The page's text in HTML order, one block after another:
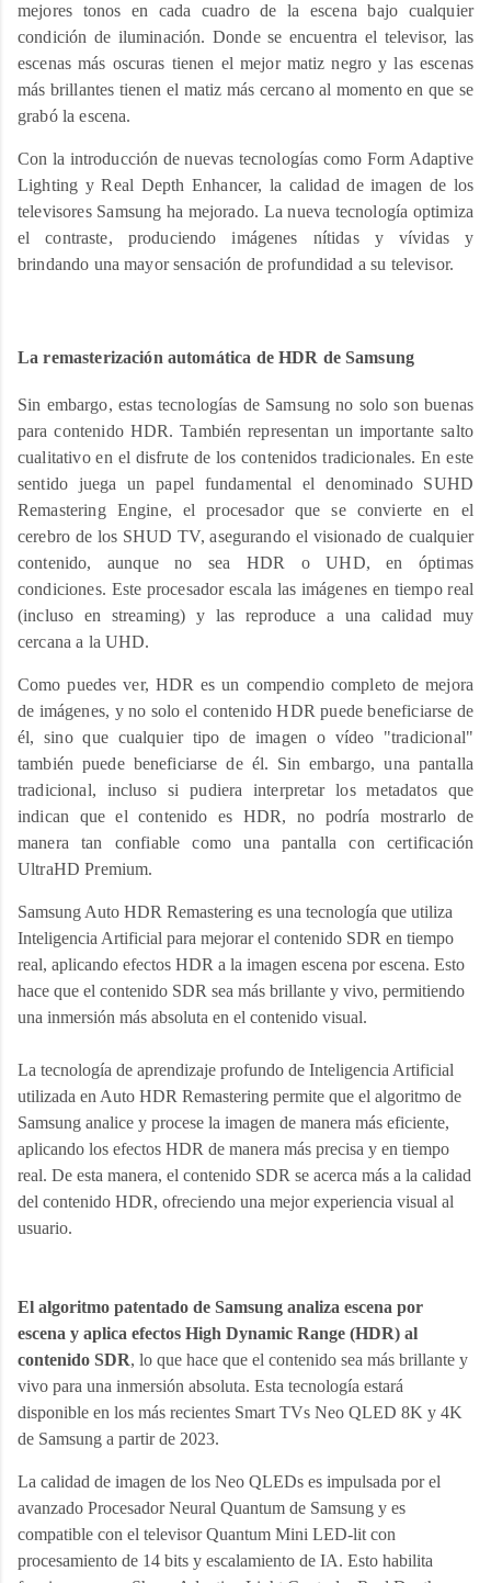
mejores tonos en cada cuadro de la escena bajo cualquier
condición de iluminación. Donde se encuentra el televisor, las
escenas más oscuras tienen el mejor matiz negro y las escenas
más brillantes tienen el matiz más cercano al momento en que se
grabó la escena.
Con la introducción de nuevas tecnologías como Form Adaptive
Lighting y Real Depth Enhancer, la calidad de imagen de los
televisores Samsung ha mejorado. La nueva tecnología optimiza
el contraste, produciendo imágenes nítidas y vívidas y
brindando una mayor sensación de profundidad a su televisor.
La remasterización automática de HDR de Samsung
Sin embargo, estas tecnologías de Samsung no solo son buenas
para contenido HDR. También representan un importante salto
cualitativo en el disfrute de los contenidos tradicionales. En este
sentido juega un papel fundamental el denominado SUHD
Remastering Engine, el procesador que se convierte en el
cerebro de los SHUD TV, asegurando el visionado de cualquier
contenido, aunque no sea HDR o UHD, en óptimas
condiciones. Este procesador escala las imágenes en tiempo real
(incluso en streaming) y las reproduce a una calidad muy
cercana a la UHD.
Como puedes ver, HDR es un compendio completo de mejora
de imágenes, y no solo el contenido HDR puede beneficiarse de
él, sino que cualquier tipo de imagen o vídeo "tradicional"
también puede beneficiarse de él. Sin embargo, una pantalla
tradicional, incluso si pudiera interpretar los metadatos que
indican que el contenido es HDR, no podría mostrarlo de
manera tan confiable como una pantalla con certificación
UltraHD Premium.
Samsung Auto HDR Remastering es una tecnología que utiliza
Inteligencia Artificial para mejorar el contenido SDR en tiempo
real, aplicando efectos HDR a la imagen escena por escena. Esto
hace que el contenido SDR sea más brillante y vivo, permitiendo
una inmersión más absoluta en el contenido visual.
La tecnología de aprendizaje profundo de Inteligencia Artificial
utilizada en Auto HDR Remastering permite que el algoritmo de
Samsung analice y procese la imagen de manera más eficiente,
aplicando los efectos HDR de manera más precisa y en tiempo
real. De esta manera, el contenido SDR se acerca más a la calidad
del contenido HDR, ofreciendo una mejor experiencia visual al
usuario.
El algoritmo patentado de Samsung analiza escena por
escena y aplica efectos High Dynamic Range (HDR) al
contenido SDR, lo que hace que el contenido sea más brillante y
vivo para una inmersión absoluta. Esta tecnología estará
disponible en los más recientes Smart TVs Neo QLED 8K y 4K
de Samsung a partir de 2023.
La calidad de imagen de los Neo QLEDs es impulsada por el
avanzado Procesador Neural Quantum de Samsung y es
compatible con el televisor Quantum Mini LED-lit con
procesamiento de 14 bits y escalamiento de IA. Esto habilita